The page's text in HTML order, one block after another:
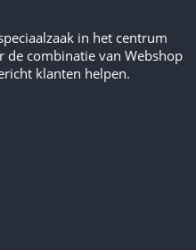
in het centrum
de combinatie van Webshop
klanten helpen.